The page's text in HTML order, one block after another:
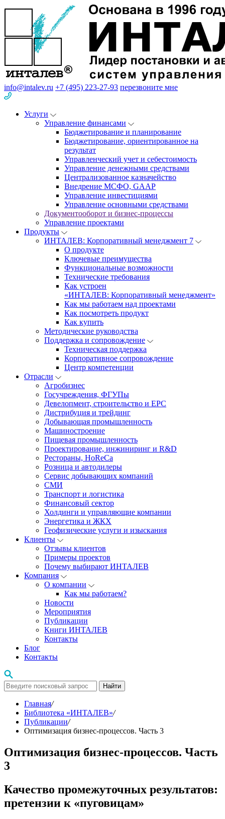
info@intalev.ru +7 (495) 223-27-93 перезвоните мне
Услуги
Управление финансами
Бюджетирование и планирование
Бюджетирование, ориентированное на
результат
Управленческий учет и себестоимость
Управление денежными средствами
Централизованное казначейство
Внедрение МСФО, GAAP
Управление инвестициями
Управление основными средствами
Документооборот и бизнес-процессы
Управление проектами
Продукты
ИНТАЛЕВ: Корпоративный менеджмент 7
О продукте
Ключевые преимущества
Функциональные возможности
Технические требования
Как устроен
«ИНТАЛЕВ: Корпоративный менеджмент»
Как мы работаем над проектами
Как посмотреть продукт
Как купить
Методические руководства
Поддержка и сопровождение
Техническая поддержка
Корпоративное сопровождение
Центр компетенции
Отрасли
Агробизнес
Госучреждения, ФГУПы
Девелопмент, строительство и EPC
Дистрибуция и трейдинг
Добывающая промышленность
Машиностроение
Пищевая промышленность
Проектирование, инжиниринг и R&D
Рестораны, HoReCa
Розница и автодилеры
Сервис добывающих компаний
СМИ
Транспорт и логистика
Финансовый сектор
Холдинги и управляющие компании
Энергетика и ЖКХ
Геофизические услуги и изыскания
Клиенты
Отзывы клиентов
Примеры проектов
Почему выбирают ИНТАЛЕВ
Компания
О компании
Как мы работаем?
Новости
Мероприятия
Публикации
Книги ИНТАЛЕВ
Контакты
Блог
Контакты
Найти
Главная/
Библиотека «ИНТАЛЕВ»/
Публикации/
Оптимизация бизнес-процессов. Часть 3
Оптимизация бизнес-процессов. Часть
3
Качество промежуточных результатов:
претензии к «пуговицам»